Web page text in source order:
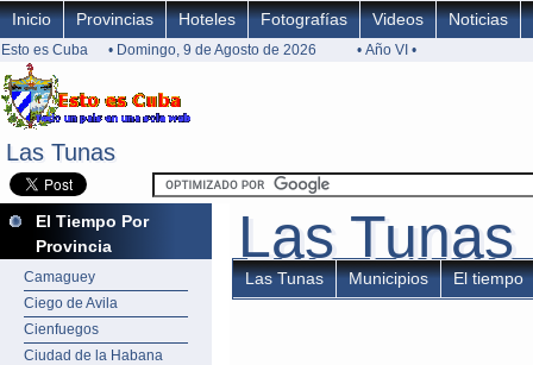
Las Tunas
Las Tunas
Inicio Provincias Hoteles Fotografías Videos Noticias
Esto es Cuba • Domingo, 9 de Agosto de 2026 • Año VI •
El Tiempo Por
Provincia
Camaguey
Ciego de Avila
Cienfuegos
Ciudad de la Habana
Las Tunas
Las Tunas
Las Tunas Municipios El tiempo